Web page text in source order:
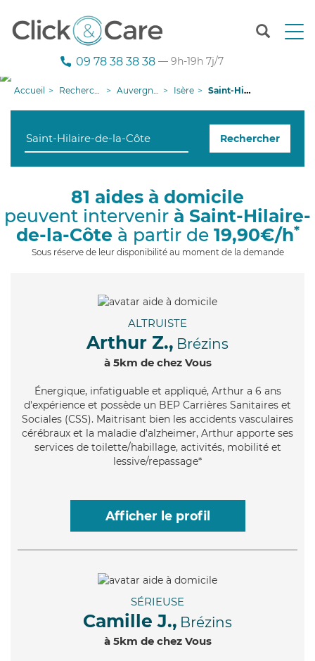
T
n
g
i
o
09 78 38 38 38 — 9h-19h 7j/7
Accueil Recherche aide à domicile Auvergne-Rhône-Alpes Isère Saint-Hilaire-de-la-Côte
Rechercher
81 aides à domicile
peuvent intervenir à Saint-Hilaire-
de-la-Côte à partir de 19,90€/h*
Sous réserve de leur disponibilité au moment de la demande
ALTRUISTE
Arthur Z., Brézins
à 5km de chez Vous
Énergique, infatiguable et appliqué, Arthur a 6 ans
d'expérience et possède un BEP Carrières Sanitaires et
Sociales (CSS). Maitrisant bien les accidents vasculaires
cérébraux et la maladie d'alzheimer, Arthur apporte ses
services de toilette/habillage, activités, mobilité et
lessive/repassage*
Afficher le profil
SÉRIEUSE
Camille J., Brézins
à 5km de chez Vous